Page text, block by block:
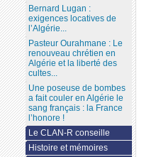
Bernard Lugan :
exigences locatives de
l’Algérie...
Pasteur Ourahmane : Le
renouveau chrétien en
Algérie et la liberté des
cultes...
Une poseuse de bombes
a fait couler en Algérie le
sang français : la France
l’honore !
Le CLAN-R conseille
Histoire et mémoires